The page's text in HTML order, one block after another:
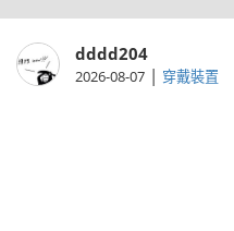
dddd204
2026-08-07 | 穿戴裝置